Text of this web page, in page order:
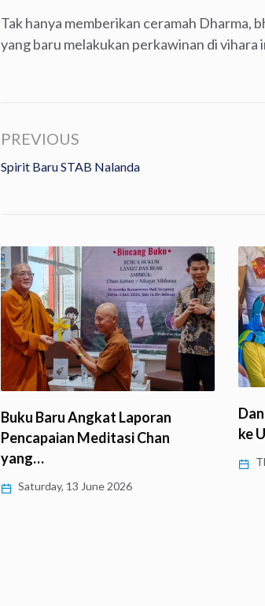
Tak hanya memberikan ceramah Dharma,
yang baru melakukan perkawinan di vihara
PREVIOUS
Spirit Baru STAB Nalanda
Buku Baru Angkat Laporan
Pencapaian Meditasi Chan
yang…
Saturday, 13 June 2026
ke